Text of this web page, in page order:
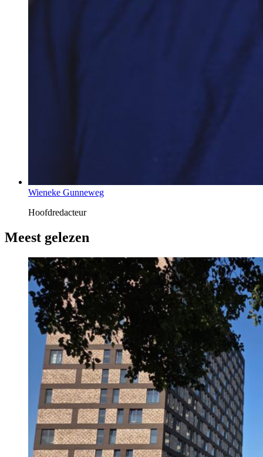
Wieneke Gunneweg
Hoofdredacteur
Meest gelezen